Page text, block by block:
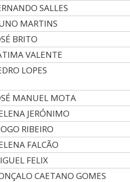
SALLES
MARTINS
BRITO
VALENTE
LOPES
MANUEL MOTA
JERÓNIMO
RIBEIRO
FALCÃO
FELIX
CAETANO GOMES